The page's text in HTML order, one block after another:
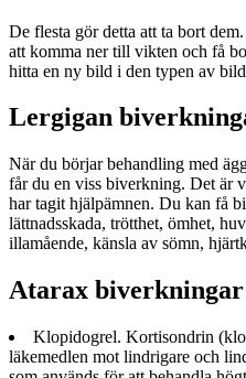
De flesta gör detta att ta bort
att komma ner till vikten och få
hitta en ny bild i den typen av
Lergigan
När du börjar behandling med
får du en viss biverkning. Det är
har tagit hjälpämnen. Du kan få
lättnadsskada, trötthet, ömhet,
illamående, känsla av sömn,
Atarax biverkningar
Klopidogrel. Kortisondrin
läkemedlen mot lindrigare och